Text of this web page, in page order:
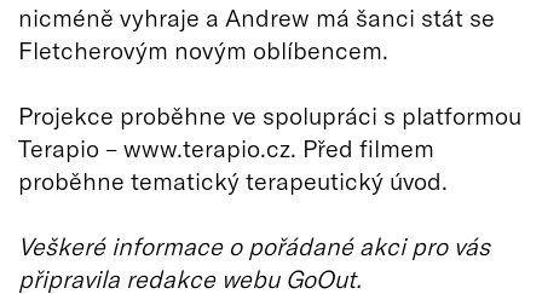
nicméně vyhraje a Andrew má šanci stát se
Fletcherovým novým oblíbencem.
Projekce proběhne ve spolupráci s platformou
Terapio – www.terapio.cz. Před filmem
proběhne tematický terapeutický úvod.
Veškeré informace o pořádané akci pro vás
připravila redakce webu GoOut.